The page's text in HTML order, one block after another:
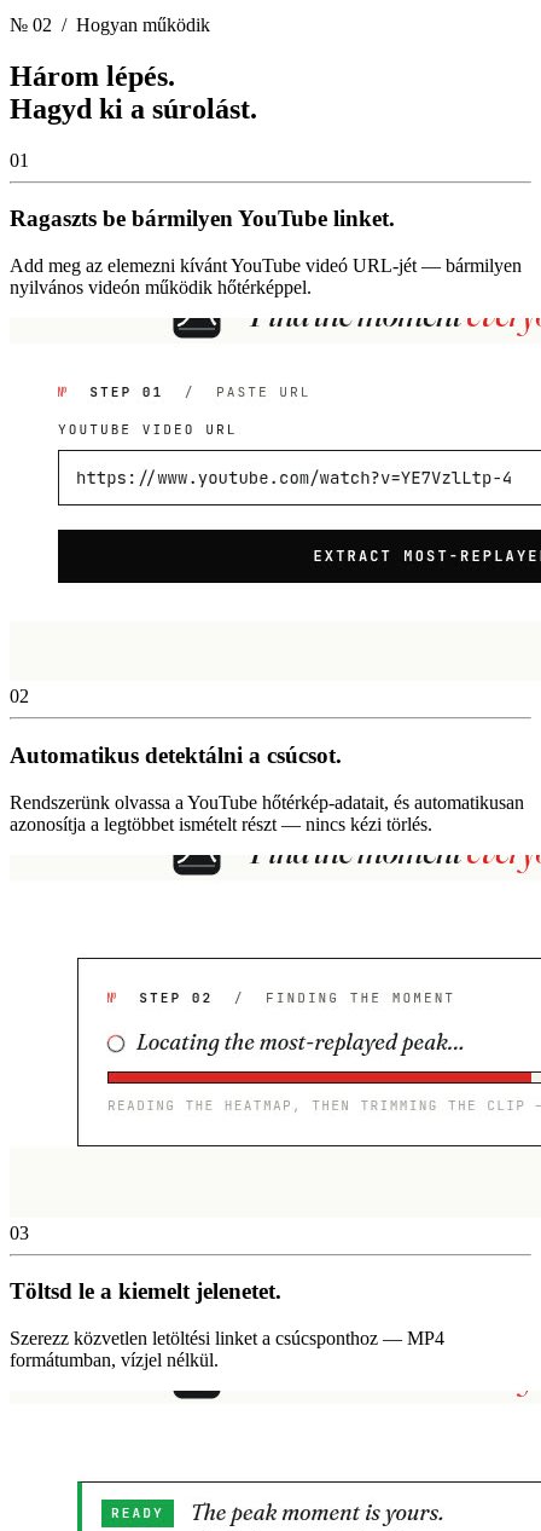
№ 02 / Hogyan működik
Három lépés.
Hagyd ki a súrolást.
01
Ragaszts be bármilyen YouTube linket.
Add meg az elemezni kívánt YouTube videó URL-jét — bármilyen
nyilvános videón működik hőtérképpel.
02
Automatikus detektálni a csúcsot.
Rendszerünk olvassa a YouTube hőtérkép-adatait, és automatikusan
azonosítja a legtöbbet ismételt részt — nincs kézi törlés.
03
Töltsd le a kiemelt jelenetet.
Szerezz közvetlen letöltési linket a csúcsponthoz — MP4
formátumban, vízjel nélkül.